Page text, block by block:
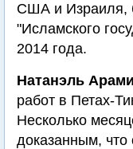
США и Израиля,
"Исламского
2014 года.
Натанэль Арами
работ в Петах-
Несколько
доказанным, что